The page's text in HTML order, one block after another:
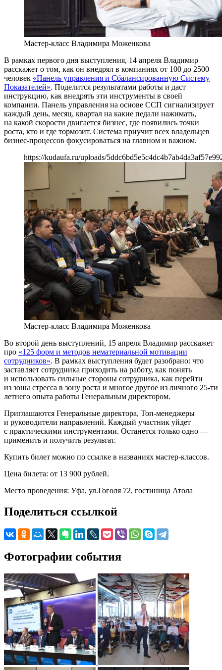
Мастер-класс Владимира Моженкова
В рамках первого дня выступления, 14 апреля Владимир
расскажет о том, как он внедрял в компаниях от 100 до 2500
человек «Панель управления и Сбалансированную Систему
Показателей». Поделится результатами работы и даст
инструкцию, как внедрять эти инструменты в своей
компании. Панель управления на основе ССП сигнализирует
каждый день, месяц, квартал на какие педали нажимать,
на какой скорости двигается бизнес, где появились точки
роста, кто и где тормозит. Система приучит всех владельцев
бизнес-процессов фокусироваться на главном и важном.
https://kudaufa.ru/uploads/
Мастер-класс Владимира Моженкова
Во второй день выступлений, 15 апреля Владимир расскажет
про «125 форм и методов нематериальной мотивации
сотрудников». В рамках выступления будет разобрано: что
заставляет сотрудника приходить на работу, как понять
и использовать сильные стороны сотрудника, как перейти
из зоны стресса в зону роста и многое другое из личного 25-ти
летнего опыта работы Генеральным директором.
Приглашаются Генеральные директора, Топ-менеджеры
и руководители направлений. Каждый участник уйдет
с практическими инструментами. Останется только одно —
применить и получить результат.
Купить билет можно по ссылке в названиях мастер-классов.
Цена билета: от 13 900 рублей.
Место проведения: Уфа, ул.Гоголя 72, гостиница Атола
Поделиться ссылкой
Фотографии события